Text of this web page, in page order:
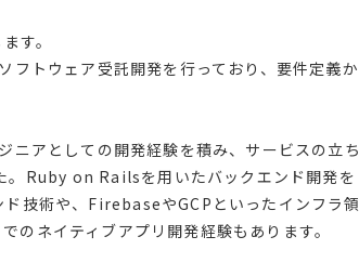
す。
トウェア受託開発を行っており、要件定義か
ニアとしての開発経験を積み、サービスの立ち
。Ruby on Railsを用いたバックエンド開発を
技術や、FirebaseやGCPといったインフラ領
ネイティブアプリ開発経験もあります。